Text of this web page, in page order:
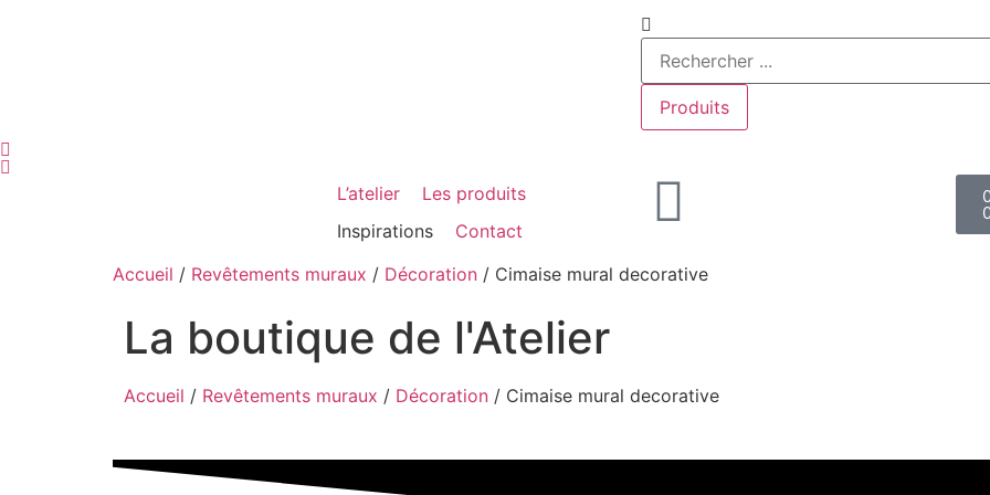
Produits
L’atelier
Les produits
Inspirations
Contact
Accueil / Revêtements muraux / Décoration / Cimaise mural decorative
La boutique de l'Atelier
Accueil / Revêtements muraux / Décoration / Cimaise mural decorative